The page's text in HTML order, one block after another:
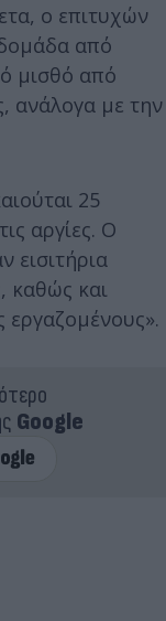
ο επιτυχών
από
μισθό από
ανάλογα με την
25
αργίες. Ο
εισιτήρια
καθώς και
εργαζομένους».
Google